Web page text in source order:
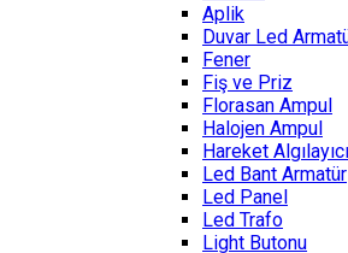
Aplik
Duvar Led
Fener
Fiş ve Priz
Florasan Ampul
Halojen Ampul
Hareket
Led Bant Armatür
Led Panel
Led Trafo
Light Butonu